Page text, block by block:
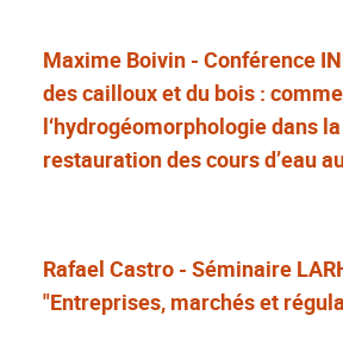
Maxime Boivin - Conférence
des cailloux et du bois :
l‘hydrogéomorphologie dans
restauration des cours d’eau
Rafael Castro - Séminaire
"Entreprises, marchés et